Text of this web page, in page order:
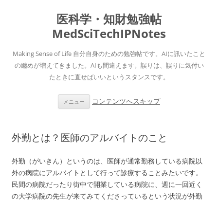
医科学・知財勉強帖
MedSciTechIPNotes
Making Sense of Life 自分自身のための勉強帖です。AIに訊いたこと
の纏めが増えてきました。AIも間違えます。誤りは、誤りに気付い
たときに直せばいいというスタンスです。
メニュー コンテンツへスキップ
外勤とは？医師のアルバイトのこと
外勤（がいきん）というのは、医師が通常勤務している病院以
外の病院にアルバイトとして行って診療することみたいです。
民間の病院だったり街中で開業している病院に、週に一回近く
の大学病院の先生が来てみてくださっているという状況が外勤